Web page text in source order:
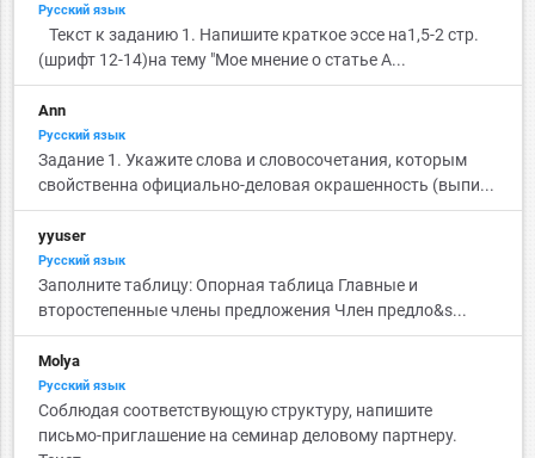
Русский язык
Текст к заданию 1. Напишите краткое эссе на1,5-2 стр.
(шрифт 12-14)на тему "Мое мнение о статье А...
Ann
Русский язык
Задание 1. Укажите слова и словосочетания, которым
свойственна официально-деловая окрашенность (выпи...
yyuser
Русский язык
Заполните таблицу: Опорная таблица Главные и
второстепенные члены предложения Член предло&s...
Molya
Русский язык
Соблюдая соответствующую структуру, напишите
письмо-приглашение на семинар деловому партнеру.